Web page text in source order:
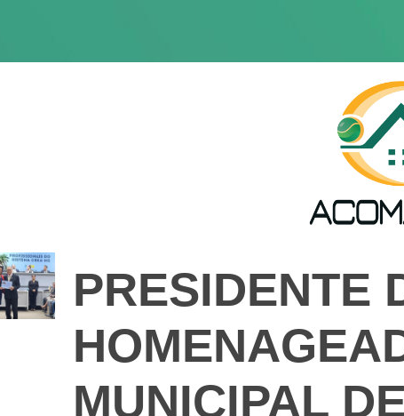
PRESIDENTE
MUNICIPAL